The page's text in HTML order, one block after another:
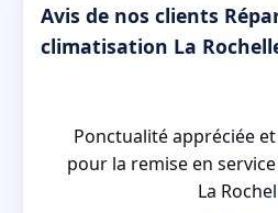
Avis de nos clients
climatisation La
Ponctualité appréciée
pour la remise en
La